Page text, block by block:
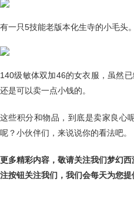
有一只5技能老版本化生寺的小毛头。
140级敏体双加46的女衣服，虽然
还是可以卖一点小钱的。
这些积分和物品，到底是卖家良心
呢？小伙伴们，来说说你的看法吧。
更多精彩内容，敬请关注我们梦幻
注按钮关注我们，我们会每天为您提